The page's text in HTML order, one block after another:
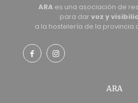
ARA es una asociación de
para dar voz y
a la hostelería de la provincia
ARA